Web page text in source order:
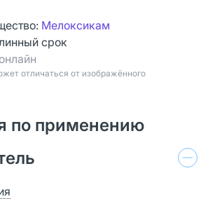
Мелоксикам
срок
отличаться от изображённого
по применению